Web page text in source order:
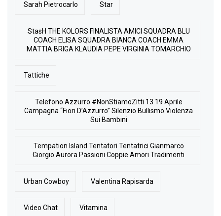
Sarah Pietrocarlo Star
StasH THE KOLORS FINALISTA AMICI SQUADRA BLU
COACH ELISA SQUADRA BIANCA COACH EMMA
MATTIA BRIGA KLAUDIA PEPE VIRGINIA TOMARCHIO
Tattiche
Telefono Azzurro #NonStiamoZitti 13 19 Aprile
Campagna “Fiori D’Azzurro” Silenzio Bullismo Violenza
Sui Bambini
Tempation Island Tentatori Tentatrici Gianmarco
Giorgio Aurora Passioni Coppie Amori Tradimenti
Urban Cowboy Valentina Rapisarda
Video Chat Vitamina